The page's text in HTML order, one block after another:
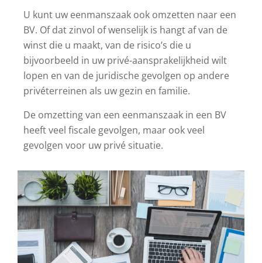
U kunt uw eenmanszaak ook omzetten naar een
BV. Of dat zinvol of wenselijk is hangt af van de
winst die u maakt, van de risico’s die u
bijvoorbeeld in uw privé-aansprakelijkheid wilt
lopen en van de juridische gevolgen op andere
privéterreinen als uw gezin en familie.
De omzetting van een eenmanszaak in een BV
heeft veel fiscale gevolgen, maar ook veel
gevolgen voor uw privé situatie.